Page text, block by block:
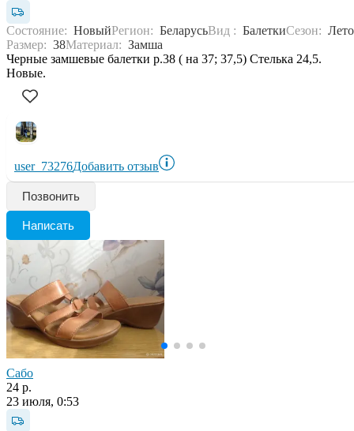
Состояние: НовыйРегион: БеларусьВид : БалеткиСезон: Лето
Размер: 38Материал: Замша
Черные замшевые балетки р.38 ( на 37; 37,5) Стелька 24,5.
Новые.
user_73276Добавить отзыв
Позвонить
Написать
Сабо
24 р.
23 июля, 0:53